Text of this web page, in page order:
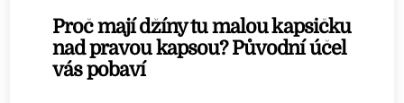
Proč mají džíny tu malou kapsičku
nad pravou kapsou? Původní účel
vás pobaví